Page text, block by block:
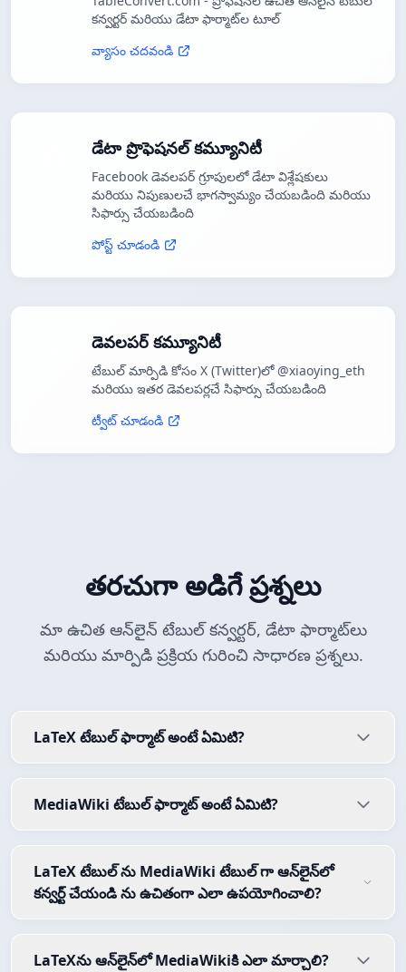
కన్వర్టర్ మరియు డేటా ఫార్మాట్‌ల టూల్
వ్యాసం చదవండి
డేటా ప్రొఫెషనల్ కమ్యూనిటీ
Facebook డెవలపర్ గ్రూపులలో డేటా విశ్లేషకులు
మరియు నిపుణులచే భాగస్వామ్యం చేయబడింది మరియు
సిఫార్సు చేయబడింది
పోస్ట్ చూడండి
డెవలపర్ కమ్యూనిటీ
టేబుల్ మార్పిడి కోసం X (Twitter)లో @xiaoying_eth
మరియు ఇతర డెవలపర్లచే సిఫార్సు చేయబడింది
ట్వీట్ చూడండి
తరచుగా అడిగే ప్రశ్నలు
మా ఉచిత ఆన్‌లైన్ టేబుల్ కన్వర్టర్, డేటా ఫార్మాట్‌లు
మరియు మార్పిడి ప్రక్రియ గురించి సాధారణ ప్రశ్నలు.
LaTeX టేబుల్ ఫార్మాట్ అంటే ఏమిటి?
MediaWiki టేబుల్ ఫార్మాట్ అంటే ఏమిటి?
LaTeX టేబుల్ ను MediaWiki టేబుల్ గా ఆన్‌లైన్‌లో
కన్వర్ట్ చేయండి ను ఉచితంగా ఎలా ఉపయోగించాలి?
LaTeXను ఆన్‌లైన్‌లో MediaWikiకి ఎలా మార్చాలి?